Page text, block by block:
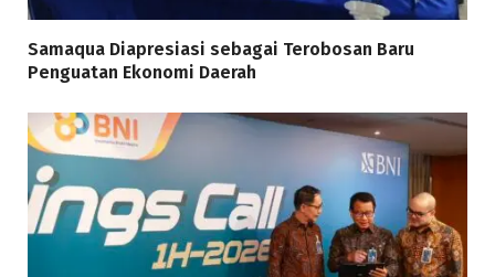
Samaqua Diapresiasi sebagai Terobosan Baru
Penguatan Ekonomi Daerah